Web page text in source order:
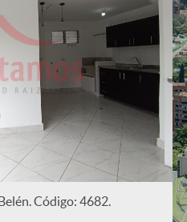
- San Joaquín. Código:
.